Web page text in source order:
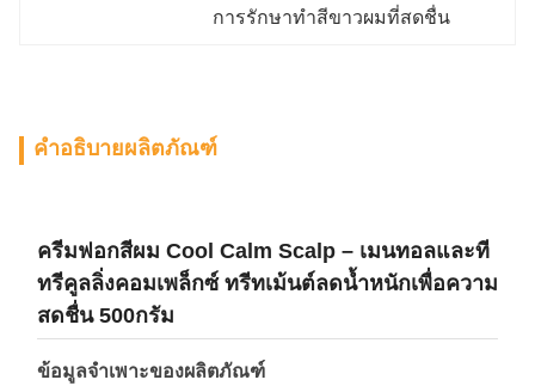
การรักษาทําสีขาวผมที่สดชื่น
คำอธิบายผลิตภัณฑ์
ครีมฟอกสีผม Cool Calm Scalp – เมนทอลและที
ทรีคูลลิ่งคอมเพล็กซ์ ทรีทเม้นต์ลดน้ำหนักเพื่อความ
สดชื่น 500กรัม
ข้อมูลจำเพาะของผลิตภัณฑ์